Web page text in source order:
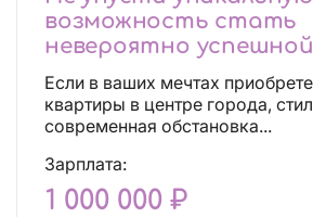
возможность стать
невероятно
независимой!
Если в ваших мечтах
квартиры в центре города,
современная обстановка...
Зарплата:
1 000 000 ₽